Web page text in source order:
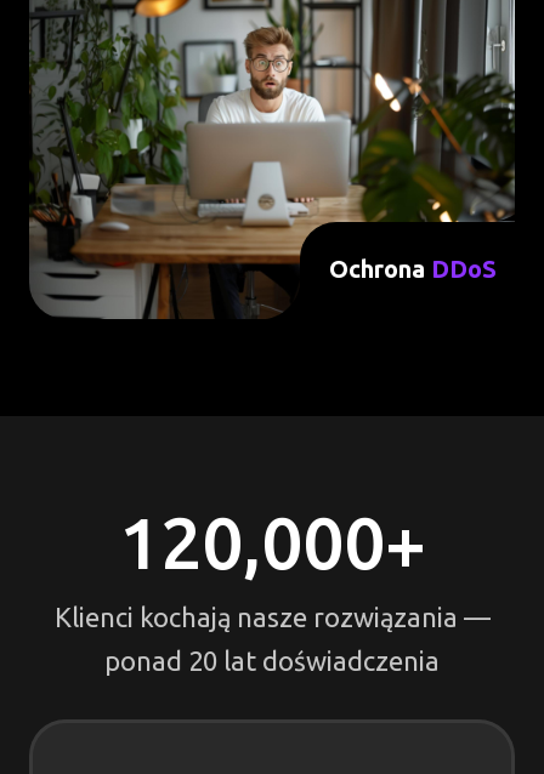
Ochrona DDoS
120,000+
Klienci kochają nasze rozwiązania —
ponad 20 lat doświadczenia